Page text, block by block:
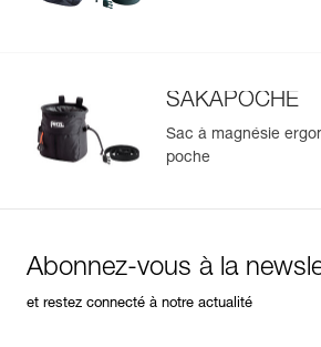
SAKAPOCHE
Sac à magnésie
poche
Abonnez-vous à la
et restez connecté à notre actualité